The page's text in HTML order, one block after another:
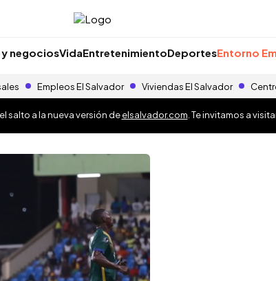
y negociosVidaEntretenimientoDeportesEntorno
Empleos El Salvador Viviendas El Salvador
salto a la nueva versión deelsalvador.com . Te invitamos a